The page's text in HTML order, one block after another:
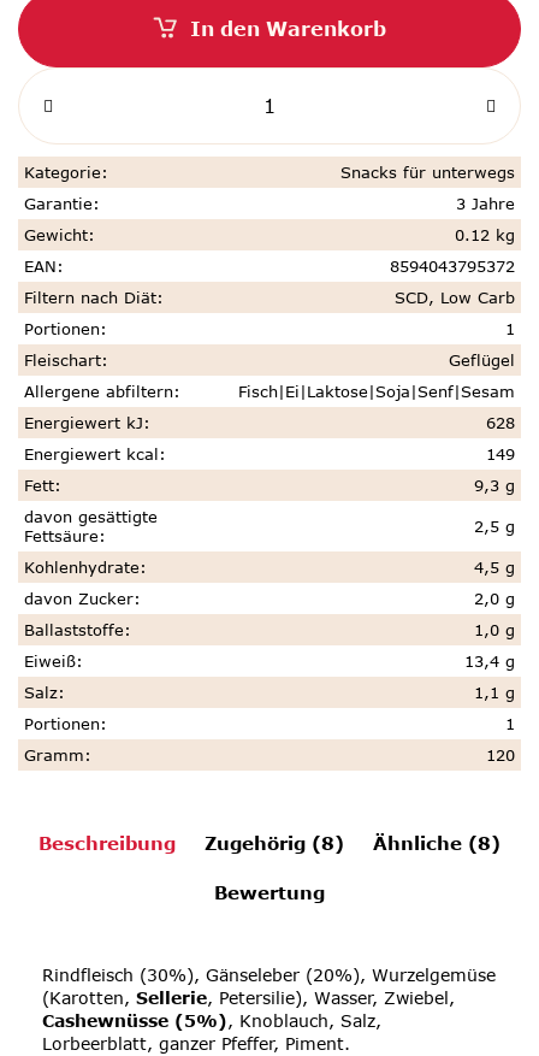
In den Warenkorb
Kategorie:
Snacks für unterwegs
Garantie:
3 Jahre
Gewicht:
0.12 kg
EAN:
8594043795372
Filtern nach Diät:
SCD, Low Carb
Portionen:
1
Fleischart:
Geflügel
Allergene abfiltern:
Fisch|Ei|Laktose|Soja|Senf|Sesam
Energiewert kJ:
628
Energiewert kcal:
149
Fett:
9,3 g
davon gesättigte
Fettsäure: 2,5 g
Kohlenhydrate:
4,5 g
davon Zucker:
2,0 g
Ballaststoffe:
1,0 g
Eiweiß:
13,4 g
Salz:
1,1 g
Portionen:
1
Gramm: 120
Beschreibung Zugehörig (8) Ähnliche (8)
Bewertung
Rindfleisch (30%), Gänseleber (20%), Wurzelgemüse
(Karotten, Sellerie, Petersilie), Wasser, Zwiebel,
Cashewnüsse (5%), Knoblauch, Salz,
Lorbeerblatt, ganzer Pfeffer, Piment.